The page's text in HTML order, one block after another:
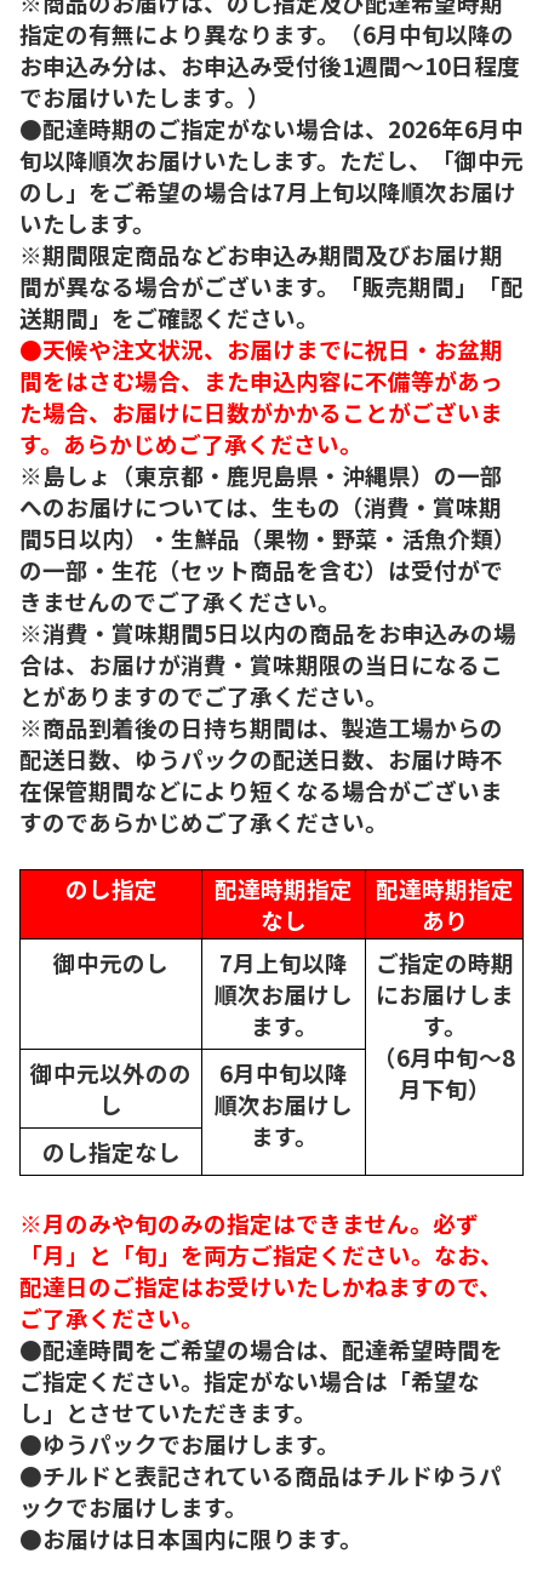
指定の有無により異なります。（6月中旬以降の
お申込み分は、お申込み受付後1週間～10日程度
でお届けいたします。）
●配達時期のご指定がない場合は、2026年6月中
旬以降順次お届けいたします。ただし、「御中元
のし」をご希望の場合は7月上旬以降順次お届け
いたします。
※期間限定商品などお申込み期間及びお届け期
間が異なる場合がございます。「販売期間」「配
送期間」をご確認ください。
●天候や注文状況、お届けまでに祝日・お盆期
間をはさむ場合、また申込内容に不備等があっ
た場合、お届けに日数がかかることがございま
す。あらかじめご了承ください。
※島しょ（東京都・鹿児島県・沖縄県）の一部
へのお届けについては、生もの（消費・賞味期
間5日以内）・生鮮品（果物・野菜・活魚介類）
の一部・生花（セット商品を含む）は受付がで
きませんのでご了承ください。
※消費・賞味期間5日以内の商品をお申込みの場
合は、お届けが消費・賞味期限の当日になるこ
とがありますのでご了承ください。
※商品到着後の日持ち期間は、製造工場からの
配送日数、ゆうパックの配送日数、お届け時不
在保管期間などにより短くなる場合がございま
すのであらかじめご了承ください。
のし指定
配達時期指定
なし
配達時期指定
あり
御中元のし
7月上旬以降
順次お届けし
ます。
ご指定の時期
にお届けしま
す。
（6月中旬～8
月下旬）
御中元以外のの
し
6月中旬以降
順次お届けし
ます。
のし指定なし
※月のみや旬のみの指定はできません。必ず
「月」と「旬」を両方ご指定ください。なお、
配達日のご指定はお受けいたしかねますので、
ご了承ください。
●配達時間をご希望の場合は、配達希望時間を
ご指定ください。指定がない場合は「希望な
し」とさせていただきます。
●ゆうパックでお届けします。
●チルドと表記されている商品はチルドゆうパ
ックでお届けします。
●お届けは日本国内に限ります。